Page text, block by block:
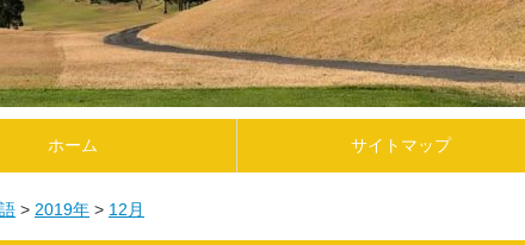
ホーム サイトマップ
2019年 12 月